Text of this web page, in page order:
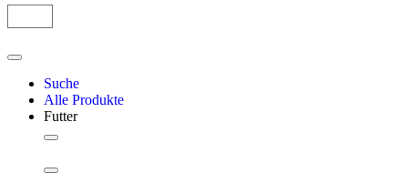
Suche
Alle Produkte
Futter